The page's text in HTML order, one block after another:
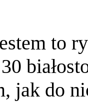
to
jak do